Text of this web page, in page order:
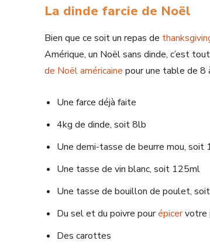
La dinde farcie de Noël
Bien que ce soit un repas de
Amérique, un Noël sans dinde, c’est
de Noël américaine pour une table de 8
Une farce déjà faite
4kg de dinde, soit 8lb
Une demi-tasse de beurre mou, soit
Une tasse de vin blanc, soit 125ml
Une tasse de bouillon de poulet,
Du sel et du poivre pourépicervotre
Des carottes